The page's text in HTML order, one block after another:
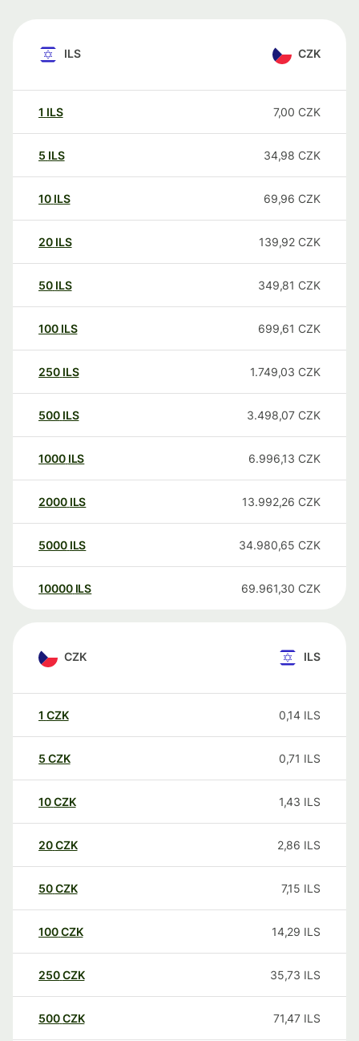
ILS CZK
1 ILS 7,00 CZK
5 ILS 34,98 CZK
10 ILS 69,96 CZK
20 ILS 139,92 CZK
50 ILS 349,81 CZK
100 ILS 699,61 CZK
250 ILS 1.749,03 CZK
500 ILS 3.498,07 CZK
1000 ILS 6.996,13 CZK
2000 ILS 13.992,26 CZK
5000 ILS 34.980,65 CZK
10000 ILS 69.961,30 CZK
CZK ILS
1 CZK 0,14 ILS
5 CZK 0,71 ILS
10CZK 1,43 ILS
20CZK 2,86 ILS
50CZK 7,15 ILS
100CZK 14,29 ILS
250CZK 35,73 ILS
500CZK 71,47 ILS